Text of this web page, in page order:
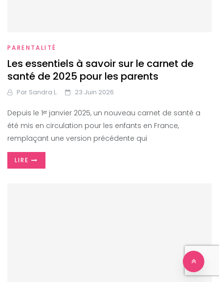
PARENTALITÉ
Les essentiels à savoir sur le carnet de
santé de 2025 pour les parents
Par Sandra L. 23 Juin 2026
Depuis le 1ᵉʳ janvier 2025, un nouveau carnet de santé a
été mis en circulation pour les enfants en France,
remplaçant une version précédente qui
LIRE